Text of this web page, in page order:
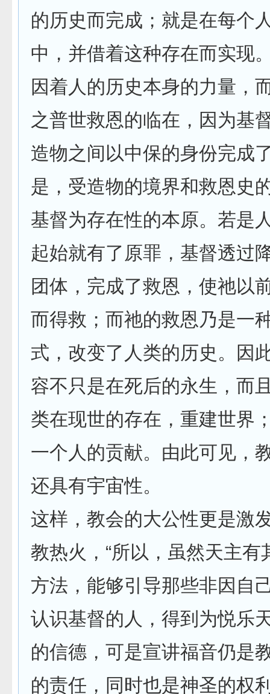
的历史而完成；就是在每个
中，并借着这种存在而实现
因着人的历史本身的力量，
之普世救恩的临在，因为基
造物之间以中保的身份完成
是，受造物的境界和救恩史
基督为存在性的本原。若是
起始就有了原罪，基督透过
团体，完成了救恩，使祂以
而得救；而祂的救恩乃是一
式，改变了人类的历史。因
容不只是在死后的永生，而
类在现世的存在，重建世界
一个人的贡献。由此可见，
还具有宇宙性。
这样，教会的大公性更是激
教热火，“所以，虽然天主有
方法，能够引导那些非因自
认识基督的人，得到为悦乐
的信德，可是宣讲福音仍是
的责任，同时也是神圣的权